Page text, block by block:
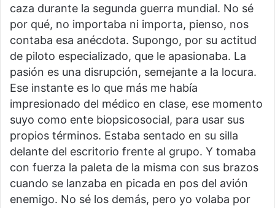
caza durante la segunda guerra mundial. No sé
por qué, no importaba ni importa, pienso, nos
contaba esa anécdota. Supongo, por su actitud
de piloto especializado, que le apasionaba. La
pasión es una disrupción, semejante a la locura.
Ese instante es lo que más me había
impresionado del médico en clase, ese momento
suyo como ente biopsicosocial, para usar sus
propios términos. Estaba sentado en su silla
delante del escritorio frente al grupo. Y tomaba
con fuerza la paleta de la misma con sus brazos
cuando se lanzaba en picada en pos del avión
enemigo. No sé los demás, pero yo volaba por